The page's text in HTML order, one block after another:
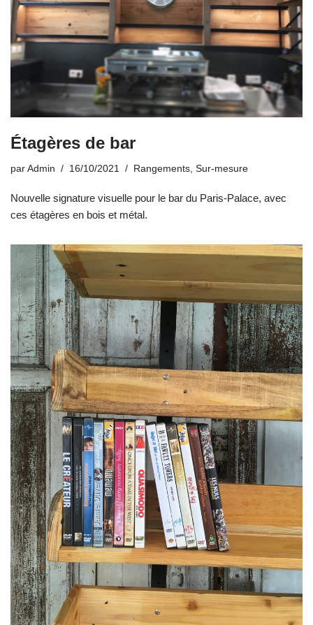
Étagères de bar
par Admin 16/10/2021 Rangements Sur-mesure
Nouvelle signature visuelle pour le bar du Paris-Palace, avec
ces étagères en bois et métal.